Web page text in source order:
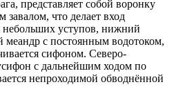
представляет собой воронку
что делает вход
уступов, нижний
меандр с постоянным водотоком,
сифоном. Северо-
с дальнейшим ходом по
непроходимой обводнённой